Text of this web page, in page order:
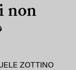
non
ZOTTINO